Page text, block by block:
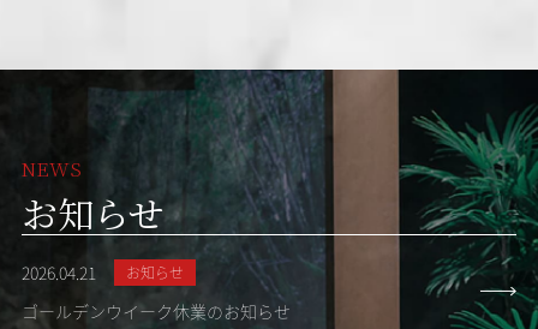
NEWS
お知らせ
2026.04.21 お知らせ
ゴールデンウイーク休業のお知らせ